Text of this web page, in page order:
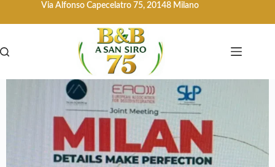
Via Alfonso Capecelatro 75, 20148 Milano